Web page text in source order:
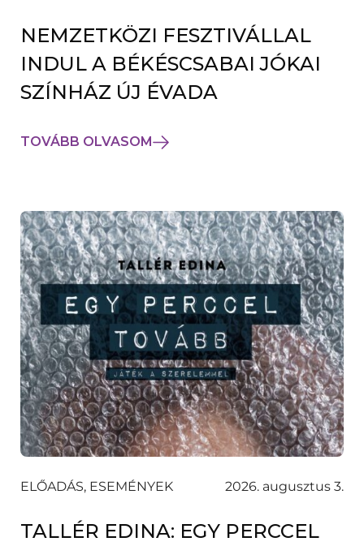
NEMZETKÖZI FESZTIVÁLLAL
INDUL A BÉKÉSCSABAI JÓKAI
SZÍNHÁZ ÚJ ÉVADA
TOVÁBB OLVASOM
ELŐADÁS, ESEMÉNYEK 2026. augusztus 3.
TALLÉR EDINA: EGY PERCCEL